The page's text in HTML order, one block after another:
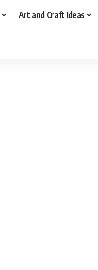
Art and Craft Ideas